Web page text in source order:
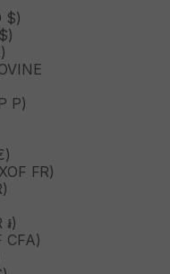
$)
P)
FR)
)
CFA)